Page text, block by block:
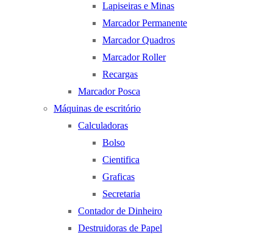
Lapiseiras e Minas
Marcador Permanente
Marcador Quadros
Marcador Roller
Recargas
Marcador Posca
Máquinas de escritório
Calculadoras
Bolso
Cientifica
Graficas
Secretaria
Contador de Dinheiro
Destruidoras de Papel